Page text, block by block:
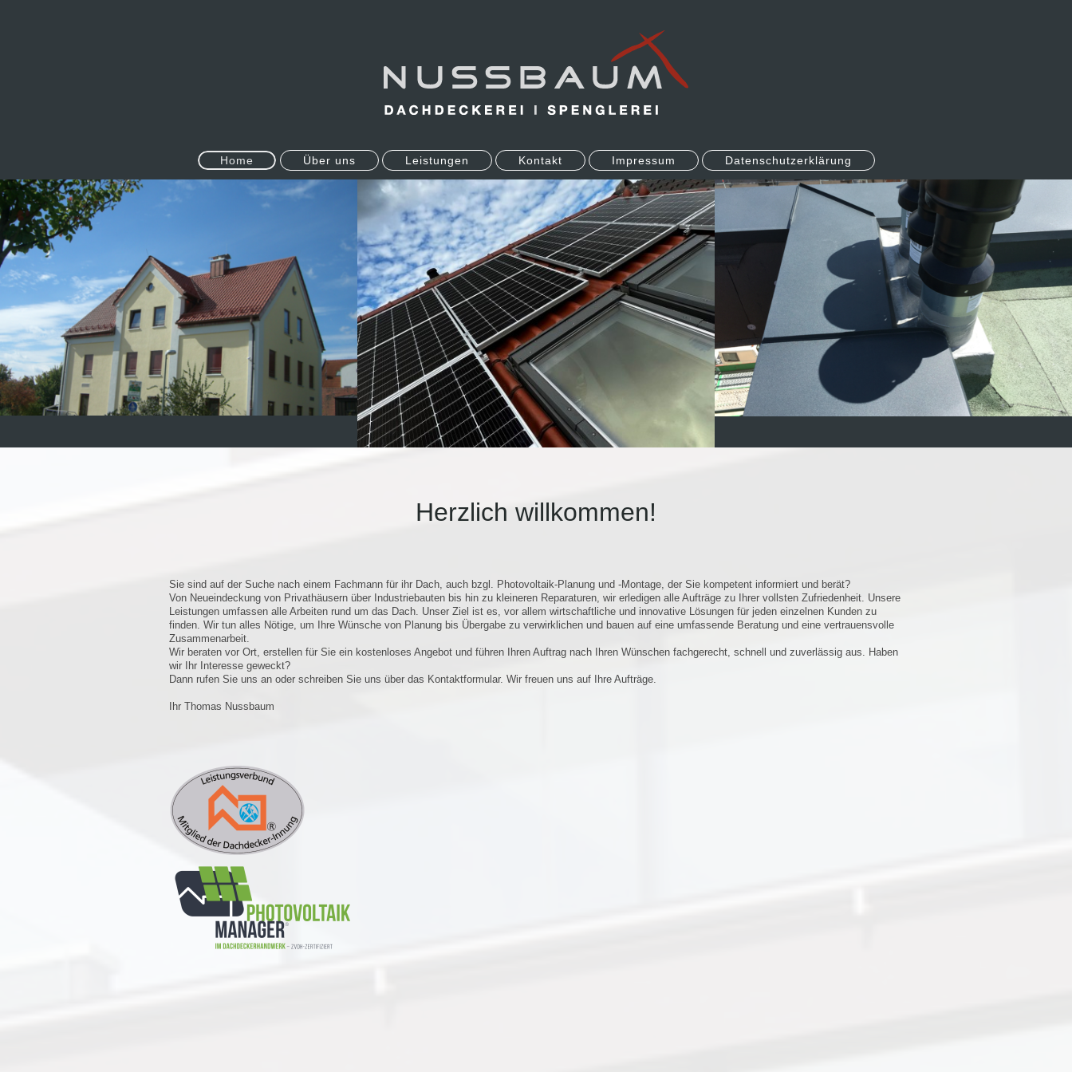
Home Über uns Leistungen Kontakt Impressum Datenschutzerklärung
Herzlich willkommen!
Sie sind auf der Suche nach einem Fachmann für ihr Dach, auch bzgl. Photovoltaik-Planung und -Montage, der Sie kompetent informiert und berät?
Von Neueindeckung von Privathäusern über Industriebauten bis hin zu kleineren Reparaturen, wir erledigen alle Aufträge zu Ihrer vollsten Zufriedenheit. Unsere
Leistungen umfassen alle Arbeiten rund um das Dach. Unser Ziel ist es, vor allem wirtschaftliche und innovative Lösungen für jeden einzelnen Kunden zu
finden. Wir tun alles Nötige, um Ihre Wünsche von Planung bis Übergabe zu verwirklichen und bauen auf eine umfassende Beratung und eine vertrauensvolle
Zusammenarbeit.
Wir beraten vor Ort, erstellen für Sie ein kostenloses Angebot und führen Ihren Auftrag nach Ihren Wünschen fachgerecht, schnell und zuverlässig aus. Haben
wir Ihr Interesse geweckt?
Dann rufen Sie uns an oder schreiben Sie uns über das Kontaktformular. Wir freuen uns auf Ihre Aufträge.
Ihr Thomas Nussbaum